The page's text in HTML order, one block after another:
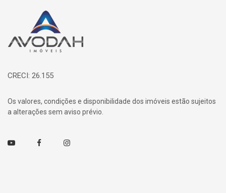
Página inicial
CRECI: 26.155
Os valores, condições e disponibilidade dos imóveis estão sujeitos
a alterações sem aviso prévio.
Youtube FacebookInstagram